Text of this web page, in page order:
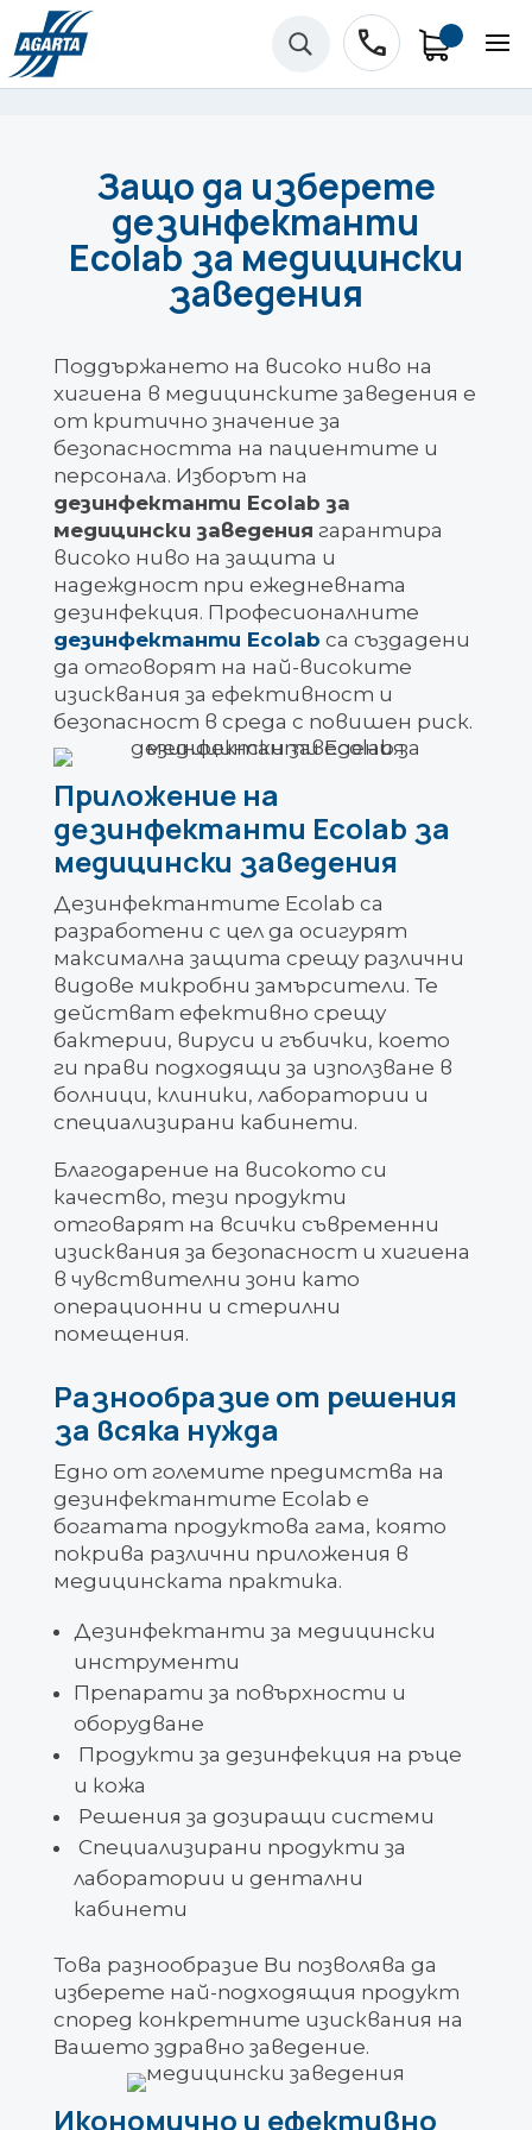
phone
U
Защо да изберете
дезинфектанти
Ecolab за медицински
заведения
Поддържането на високо ниво на
хигиена в медицинските заведения е
от критично значение за
безопасността на пациентите и
персонала. Изборът на
дезинфектанти Ecolab за
медицински заведения гарантира
високо ниво на защита и
надеждност при ежедневната
дезинфекция. Професионалните
дезинфектанти Ecolab са създадени
да отговорят на най-високите
изисквания за ефективност и
безопасност в среда с повишен риск.
Приложение на
дезинфектанти Ecolab за
медицински заведения
Дезинфектантите Ecolab са
разработени с цел да осигурят
максимална защита срещу различни
видове микробни замърсители. Те
действат ефективно срещу
бактерии, вируси и гъбички, което
ги прави подходящи за използване в
болници, клиники, лаборатории и
специализирани кабинети.
Благодарение на високото си
качество, тези продукти
отговарят на всички съвременни
изисквания за безопасност и хигиена
в чувствителни зони като
операционни и стерилни
помещения.
Разнообразие от решения
за всяка нужда
Едно от големите предимства на
дезинфектантите Ecolab е
богатата продуктова гама, която
покрива различни приложения в
медицинската практика.
Дезинфектанти за медицински
инструменти
Препарати за повърхности и
оборудване
Продукти за дезинфекция на ръце
и кожа
Решения за дозиращи системи
Специализирани продукти за
лаборатории и дентални
кабинети
Това разнообразие Ви позволява да
изберете най-подходящия продукт
според конкретните изисквания на
Вашето здравно заведение.
Икономично и ефективно